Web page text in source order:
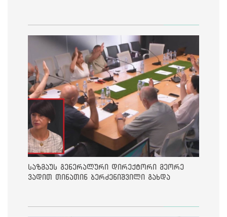
საზმაუს გენერალური დირექტორი მეორე
ვადით თინათინ ბერძენიშვილი გახდა